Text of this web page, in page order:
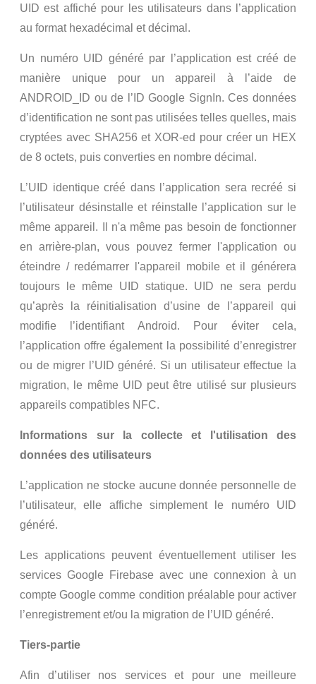
UID est affiché pour les utilisateurs dans l’application
au format hexadécimal et décimal.
Un numéro UID généré par l’application est créé de
manière unique pour un appareil à l’aide de
ANDROID_ID ou de l’ID Google SignIn. Ces données
d’identification ne sont pas utilisées telles quelles, mais
cryptées avec SHA256 et XOR-ed pour créer un HEX
de 8 octets, puis converties en nombre décimal.
L’UID identique créé dans l’application sera recréé si
l’utilisateur désinstalle et réinstalle l’application sur le
même appareil. Il n'a même pas besoin de fonctionner
en arrière-plan, vous pouvez fermer l'application ou
éteindre / redémarrer l'appareil mobile et il générera
toujours le même UID statique. UID ne sera perdu
qu’après la réinitialisation d’usine de l’appareil qui
modifie l’identifiant Android. Pour éviter cela,
l’application offre également la possibilité d’enregistrer
ou de migrer l’UID généré. Si un utilisateur effectue la
migration, le même UID peut être utilisé sur plusieurs
appareils compatibles NFC.
Informations sur la collecte et l'utilisation des
données des utilisateurs
L’application ne stocke aucune donnée personnelle de
l’utilisateur, elle affiche simplement le numéro UID
généré.
Les applications peuvent éventuellement utiliser les
services Google Firebase avec une connexion à un
compte Google comme condition préalable pour activer
l’enregistrement et/ou la migration de l’UID généré.
Tiers-partie
Afin d’utiliser nos services et pour une meilleure